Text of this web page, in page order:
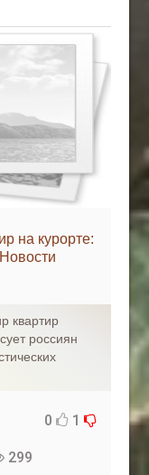
на курорте:
квартир
россиян
0 1
299